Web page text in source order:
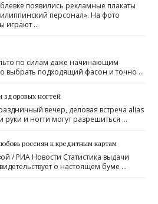
появились рекламные плакаты
персонал». На фото
играют …
по силам даже начинающим
выбрать подходящий фасон и точно …
здоровых ногтей
вечер, деловая встреча alias
и ногти могут разрешиться …
россиян к кредитным картам
/ РИА Новости Статистика выдачи
о настоящем буме …